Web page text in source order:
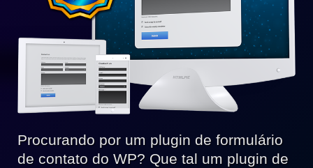
Procurando por um plugin de formulário
de contato do WP? Que tal um plugin de